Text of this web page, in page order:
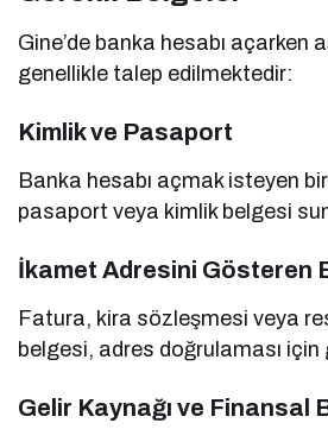
Gine’de banka hesabı açarken
genellikle talep edilmektedir:
Kimlik ve Pasaport
Banka hesabı açmak isteyen
pasaport veya kimlik belgesi
İkamet Adresini Gösteren
Fatura, kira sözleşmesi veya
belgesi, adres doğrulaması için
Gelir Kaynağı ve Finansal